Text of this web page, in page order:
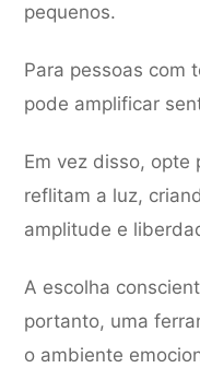
pequenos.
Para pessoas com
pode amplificar
Em vez disso, opte
reflitam a luz,
amplitude e
A escolha
portanto, uma
o ambiente